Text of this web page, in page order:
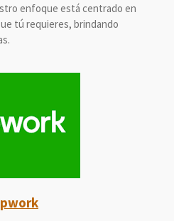
enfoque está centrado en
tú requieres, brindando